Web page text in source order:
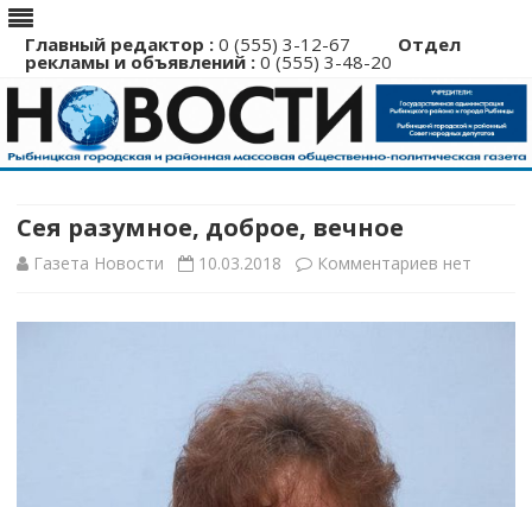
Главный редактор : 0 (555) 3-12-67 Отдел
рекламы и объявлений : 0 (555) 3-48-20
Перейти
Сея разумное, доброе, вечное
Газета Новости 10.03.2018 Комментариев кнет